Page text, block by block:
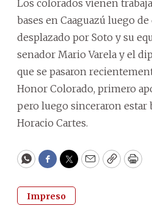
Los colorados vienen
bases en Caaguazú luego
desplazado por Soto y su
senador Mario Varela y el
que se pasaron
Honor Colorado, primero
pero luego sinceraron estar
Horacio Cartes.
WhatsApp
Facebook
Twitter
EmailCopy
Impreso